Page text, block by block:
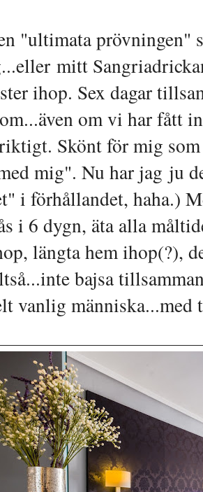
"ultimata prövningen"
mitt
ihop. Sex dagar
om vi har fått
Skönt för mig
mig". Nu har jag ju
i förhållandet, haha.)
i 6 dygn, äta alla
längta hem ihop(?),
bajsa
vanlig människa...med